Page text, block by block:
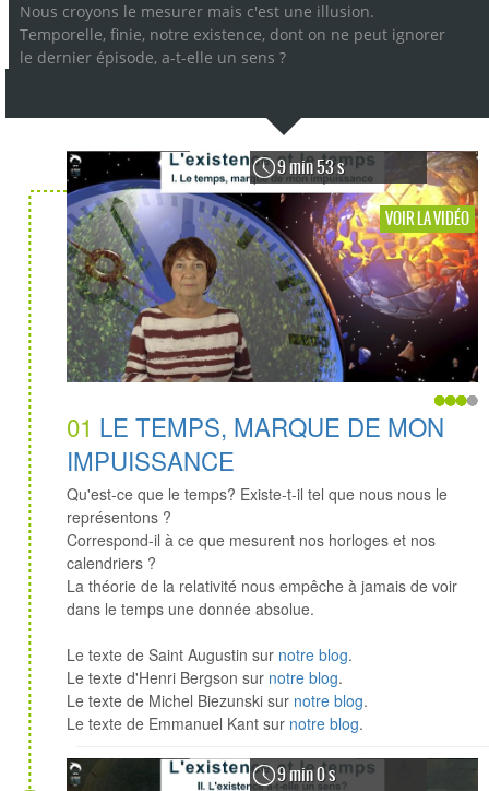
Nous croyons le mesurer mais c'est une illusion.
Temporelle, finie, notre existence, dont on ne peut ignorer
le dernier épisode, a-t-elle un sens ?
9 min 53 s
VOIR LA VIDÉO
01 LE TEMPS, MARQUE DE MON
IMPUISSANCE
Qu'est-ce que le temps? Existe-t-il tel que nous nous le
représentons ?
Correspond-il à ce que mesurent nos horloges et nos
calendriers ?
La théorie de la relativité nous empêche à jamais de voir
dans le temps une donnée absolue.
Le texte de Saint Augustin sur notre blog.
Le texte d'Henri Bergson sur notre blog.
Le texte de Michel Biezunski sur notre blog.
Le texte de Emmanuel Kant sur notre blog.
9 min 0 s